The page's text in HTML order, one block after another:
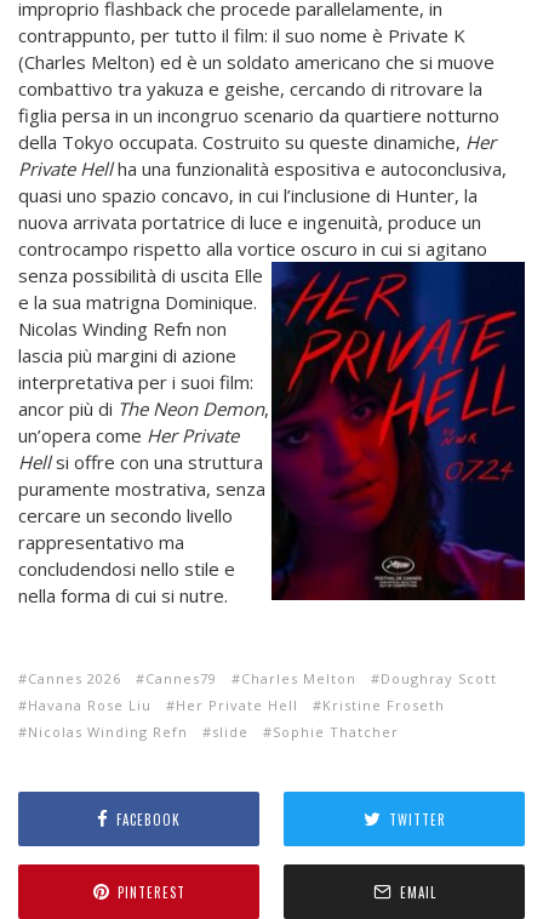
improprio flashback che procede parallelamente, in
contrappunto, per tutto il film: il suo nome è Private K
(Charles Melton) ed è un soldato americano che si muove
combattivo tra yakuza e geishe, cercando di ritrovare la
figlia persa in un incongruo scenario da quartiere notturno
della Tokyo occupata. Costruito su queste dinamiche, Her
Private Hellha una funzionalità espositiva e autoconclusiva,
quasi uno spazio concavo, in cui l’inclusione di Hunter, la
nuova arrivata portatrice di luce e ingenuità, produce un
controcampo rispetto alla vortice oscuro in cui si agitano
senza possibilità di uscita Elle
e la sua matrigna Dominique.
Nicolas Winding Refn non
lascia più margini di azione
interpretativa per i suoi film:
ancor più di The Neon Demon,
un’opera come Her Private
Hellsi offre con una struttura
puramente mostrativa, senza
cercare un secondo livello
rappresentativo ma
concludendosi nello stile e
nella forma di cui si nutre.
Cannes 2026 Cannes79 Charles Melton
Doughray Scott
Havana Rose Liu
Her Private Hell
Kristine Froseth
Nicolas Winding Refn
slide Sophie Thatcher
FACEBOOK TWITTER
PINTEREST EMAIL